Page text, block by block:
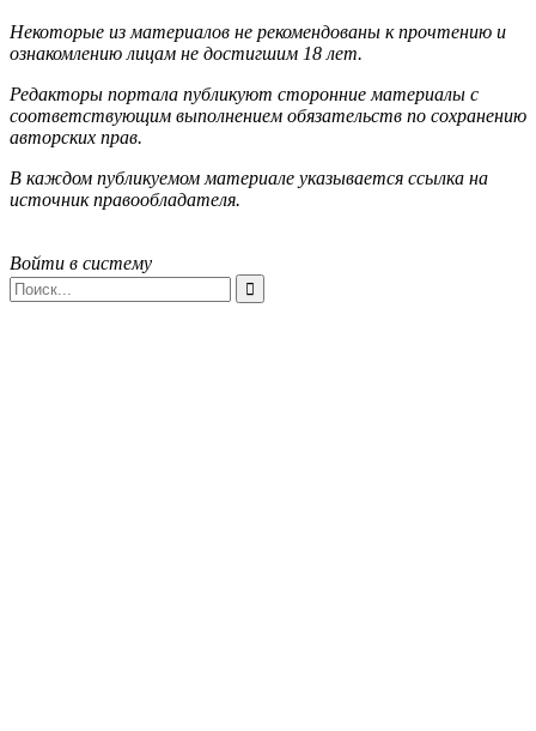
Некоторые из материалов не рекомендованы к прочтению и
ознакомлению лицам не достигшим 18 лет.
Редакторы портала публикуют сторонние материалы с
соответствующим выполнением обязательств по сохранению
авторских прав.
В каждом публикуемом материале указывается ссылка на
источник правообладателя.
Войти в систему